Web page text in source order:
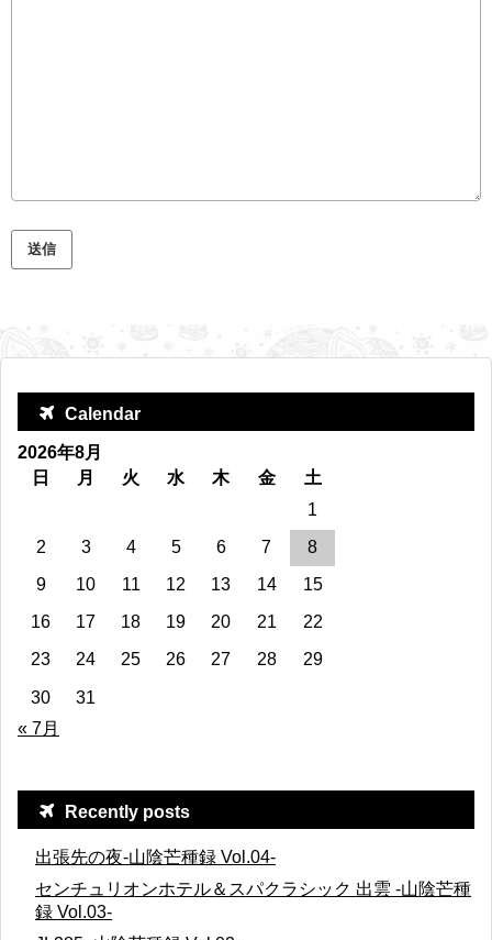
Calendar
2026年8月
日
月 火 水 木 金
土
1
2
3 4 5 6 7
8
9
10 11 12 13 14
15
16
17 18 19 20 21
22
23
24 25 26 27 28 29
30
31
« 7月
Recently posts
出張先の夜-山陰芒種録 Vol.04-
センチュリオンホテル＆スパクラシック 出雲 -山陰芒種
録 Vol.03-